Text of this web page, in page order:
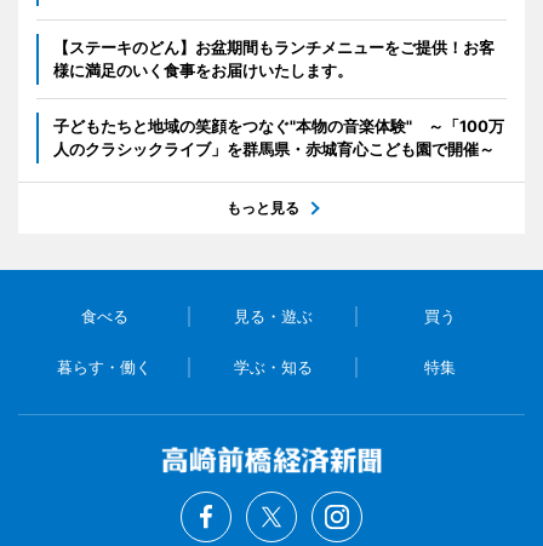
【ステーキのどん】お盆期間もランチメニューをご提供！お客
様に満足のいく食事をお届けいたします。
子どもたちと地域の笑顔をつなぐ"本物の音楽体験" ～「100万
人のクラシックライブ」を群馬県・赤城育心こども園で開催～
もっと見る
食べる 見る・遊ぶ 買う
暮らす・働く 学ぶ・知る 特集